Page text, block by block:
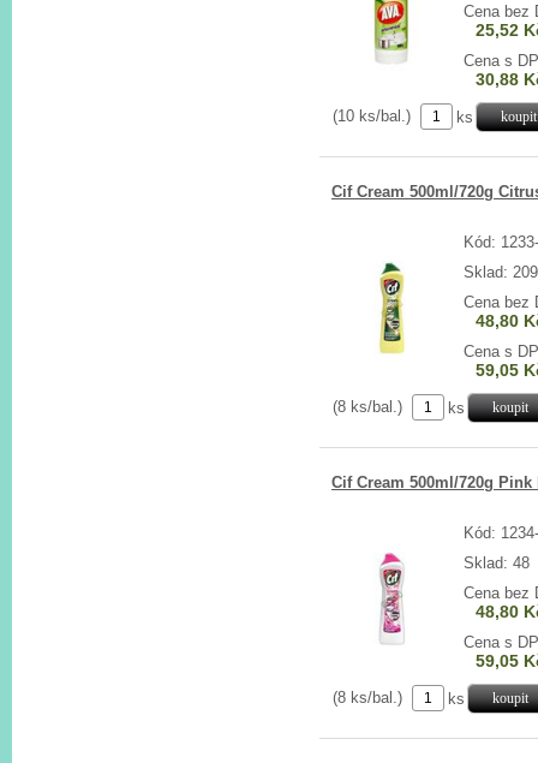
Cena bez
25,52
Cena s
30,88
(10 ks/bal.) ks
Cif Cream 500ml/720g
Kód:
Sklad:
Cena bez
48,80
Cena s
59,05
(8 ks/bal.) ks
Cif Cream 500ml/720g Pink
Kód:
Sklad: 48
Cena bez
48,80
Cena s
59,05
(8 ks/bal.) ks